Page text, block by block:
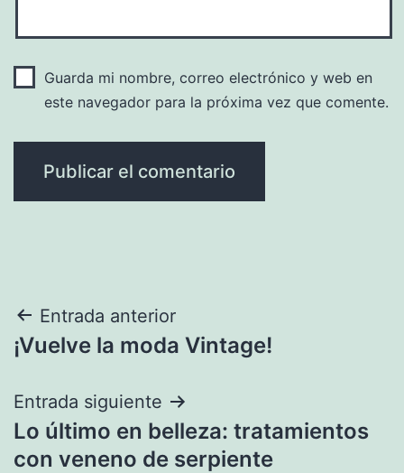
Guarda mi nombre, correo electrónico y web en
este navegador para la próxima vez que comente.
Navegación
de
entradas
Entrada anterior
¡Vuelve la moda Vintage!
Entrada siguiente
Lo último en belleza: tratamientos
con veneno de serpiente